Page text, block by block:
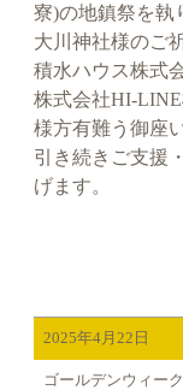
寮)の地鎮祭を執
大川神社様のご
積水ハウス株式
株式会社HI-
様方有難う御座
引き続きご支援
げます。
2025年4月22日
ゴールデンウィー